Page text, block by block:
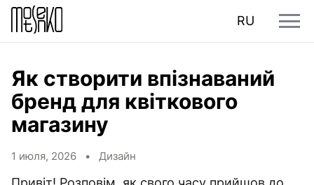
RU
Як створити впізнаваний
бренд для квіткового
магазину
1 июля, 2026 • Дизайн